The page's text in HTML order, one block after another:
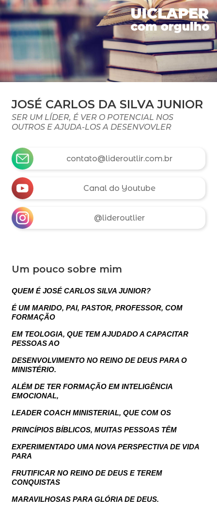
JOSÉ CARLOS DA SILVA JUNIOR
SER UM LÍDER, É VER O POTENCIAL NOS
OUTROS E AJUDA-LOS A DESENVOVLER
contato@lideroutlir.com.br
Canal do Youtube
@lideroutlier
Um pouco sobre mim
QUEM É JOSÉ CARLOS SILVA JUNIOR?
É UM MARIDO, PAI, PASTOR, PROFESSOR, COM
FORMAÇÃO
EM TEOLOGIA, QUE TEM AJUDADO A CAPACITAR
PESSOAS AO
DESENVOLVIMENTO NO REINO DE DEUS PARA O
MINISTÉRIO.
ALÉM DE TER FORMAÇÃO EM INTELIGÊNCIA
EMOCIONAL,
LEADER COACH MINISTERIAL, QUE COM OS
PRINCÍPIOS BÍBLICOS, MUITAS PESSOAS TÊM
EXPERIMENTADO UMA NOVA PERSPECTIVA DE VIDA
PARA
FRUTIFICAR NO REINO DE DEUS E TEREM
CONQUISTAS
MARAVILHOSAS PARA GLÓRIA DE DEUS.